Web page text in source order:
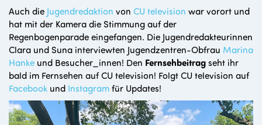
Auch die Jugendredaktion von CU television war vorort und
hat mit der Kamera die Stimmung auf der
Regenbogenparade eingefangen. Die Jugendredakteurinnen
Clara und Suna interviewten Jugendzentren-Obfrau Marina
Hanke und Besucher_innen! Den Fernsehbeitragseht ihr
bald im Fernsehen auf CU television! Folgt CU television auf
Facebook und Instagramfür Updates!